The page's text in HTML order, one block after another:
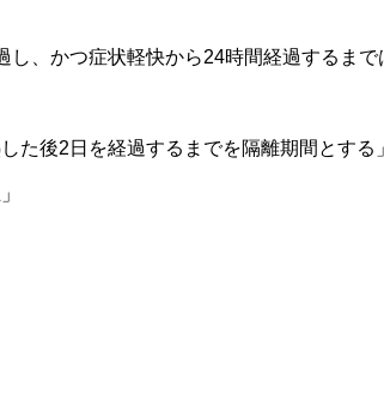
し、かつ症状軽快から24時間経過するま
た後2日を経過するまでを隔離期間とする」